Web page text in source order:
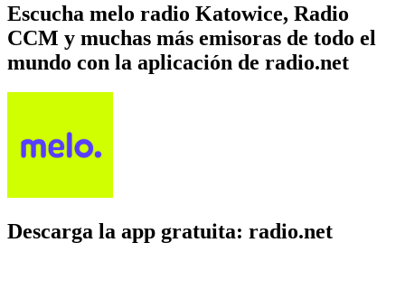
Escucha melo radio Katowice, Radio
CCM y muchas más emisoras de todo el
mundo con la aplicación de radio.net
Descarga la app gratuita: radio.net